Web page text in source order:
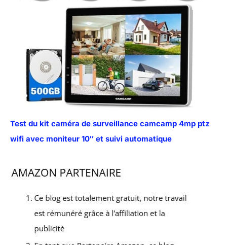
Test du kit caméra de surveillance camcamp 4mp ptz
wifi avec moniteur 10″ et suivi automatique